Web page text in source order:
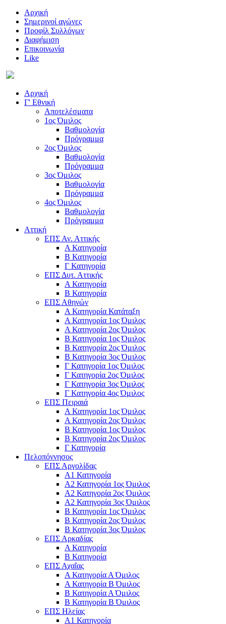
Αρχική
Σημερινοί αγώνες
Προφίλ Συλλόγων
Διαφήμιση
Επικοινωνία
Like
Αρχική
Γ' Εθνική
Αποτελέσματα
1ος Όμιλος
Βαθμολογία
Πρόγραμμα
2ος Όμιλος
Βαθμολογία
Πρόγραμμα
3ος Όμιλος
Βαθμολογία
Πρόγραμμα
4ος Όμιλος
Βαθμολογία
Πρόγραμμα
Αττική
ΕΠΣ Αν. Αττικής
Α Κατηγορία
Β Κατηγορία
Γ Κατηγορία
ΕΠΣ Δυτ. Αττικής
Α Κατηγορία
Β Κατηγορία
ΕΠΣ Αθηνών
Α Κατηγορία Κατάταξη
Α Κατηγορία 1ος Όμιλος
Α Κατηγορία 2ος Όμιλος
Β Κατηγορία 1ος Όμιλος
Β Κατηγορία 2ος Όμιλος
Β Κατηγορία 3ος Όμιλος
Γ Κατηγορία 1ος Όμιλος
Γ Κατηγορία 2ος Όμιλος
Γ Κατηγορία 3ος Όμιλος
Γ Κατηγορία 4ος Όμιλος
ΕΠΣ Πειραιά
Α Κατηγορία 1ος Όμιλος
Α Κατηγορία 2ος Όμιλος
Β Κατηγορία 1ος Όμιλος
Β Κατηγορία 2ος Όμιλος
Γ Κατηγορία
Πελοπόννησος
ΕΠΣ Αργολίδας
Α1 Κατηγορία
Α2 Κατηγορία 1ος Όμιλος
Α2 Κατηγορία 2ος Όμιλος
Α2 Κατηγορία 3ος Όμιλος
Β Κατηγορία 1ος Όμιλος
Β Κατηγορία 2ος Όμιλος
Β Κατηγορία 3ος Όμιλος
ΕΠΣ Αρκαδίας
Α Κατηγορία
Β Κατηγορία
ΕΠΣ Αχαΐας
Α Κατηγορία Α Όμιλος
Α Κατηγορία Β Όμιλος
Β Κατηγορία Α Όμιλος
Β Κατηγορία Β Όμιλος
ΕΠΣ Ηλείας
Α1 Κατηγορία